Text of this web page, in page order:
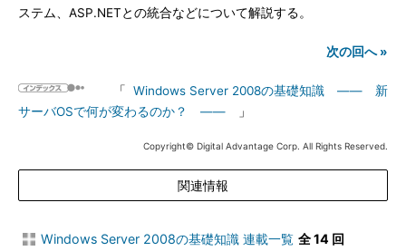
ステム、ASP.NETとの統合などについて解説する。
次の回へ »
「
Windows Server 2008の基礎知識 ―― 新
サーバOSで何が変わるのか？ ――
」
Copyright© Digital Advantage Corp. All Rights Reserved.
関連情報
Windows Server 2008の基礎知識 連載一覧 全 14 回